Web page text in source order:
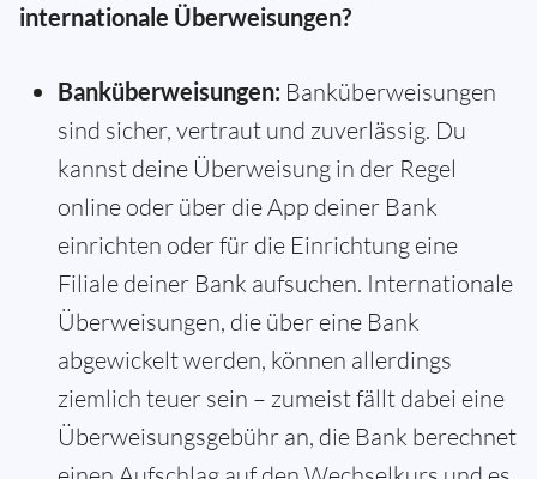
internationale Überweisungen?
Banküberweisungen: Banküberweisungen
sind sicher, vertraut und zuverlässig. Du
kannst deine Überweisung in der Regel
online oder über die App deiner Bank
einrichten oder für die Einrichtung eine
Filiale deiner Bank aufsuchen. Internationale
Überweisungen, die über eine Bank
abgewickelt werden, können allerdings
ziemlich teuer sein – zumeist fällt dabei eine
Überweisungsgebühr an, die Bank berechnet